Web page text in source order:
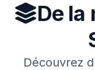
De la
Découvrez